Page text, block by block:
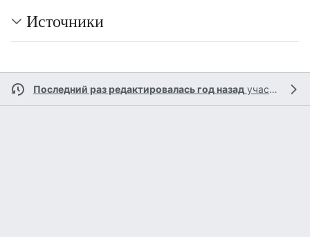
Источники
Последний раз редактировалась год назад участником